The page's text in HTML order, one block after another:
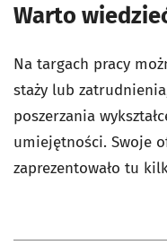
Warto
Na targach pracy
staży lub
poszerzania
umiejętności. Swoje
zaprezentowało tu